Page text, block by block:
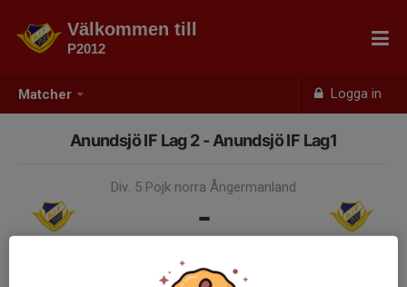
Matcher Logga in
Välkommen till
P2012
Anundsjö IF Lag 2 - Anundsjö IF Lag1
Div. 5 Pojk norra Ångermanland
-